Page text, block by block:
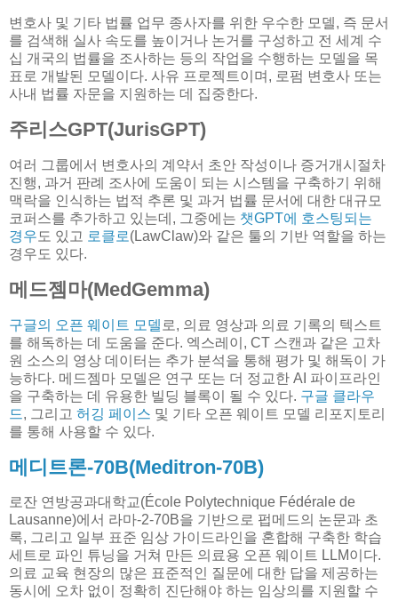
변호사 및 기타 법률 업무 종사자를 위한 우수한 모델, 즉 문서
를 검색해 실사 속도를 높이거나 논거를 구성하고 전 세계 수
십 개국의 법률을 조사하는 등의 작업을 수행하는 모델을 목
표로 개발된 모델이다. 사유 프로젝트이며, 로펌 변호사 또는
사내 법률 자문을 지원하는 데 집중한다.
주리스GPT(JurisGPT)
여러 그룹에서 변호사의 계약서 초안 작성이나 증거개시절차
진행, 과거 판례 조사에 도움이 되는 시스템을 구축하기 위해
맥락을 인식하는 법적 추론 및 과거 법률 문서에 대한 대규모
코퍼스를 추가하고 있는데, 그중에는 챗GPT에 호스팅되는
경우 도 있고 로클로(LawClaw)와 같은 툴의 기반 역할을 하는
경우도 있다.
메드젬마(MedGemma)
구글의 오픈 웨이트 모델 로, 의료 영상과 의료 기록의 텍스트
를 해독하는 데 도움을 준다. 엑스레이, CT 스캔과 같은 고차
원 소스의 영상 데이터는 추가 분석을 통해 평가 및 해독이 가
능하다. 메드젬마 모델은 연구 또는 더 정교한 AI 파이프라인
을 구축하는 데 유용한 빌딩 블록이 될 수 있다. 구글 클라우
드, 그리고 허깅 페이스 및 기타 오픈 웨이트 모델 리포지토리
를 통해 사용할 수 있다.
메디트론-70B(Meditron-70B)
로잔 연방공과대학교(École Polytechnique Fédérale de
Lausanne)에서 라마-2-70B을 기반으로 펍메드의 논문과 초
록, 그리고 일부 표준 임상 가이드라인을 혼합해 구축한 학습
세트로 파인 튜닝을 거쳐 만든 의료용 오픈 웨이트 LLM이다.
의료 교육 현장의 많은 표준적인 질문에 대한 답을 제공하는
동시에 오차 없이 정확히 진단해야 하는 임상의를 지원할 수